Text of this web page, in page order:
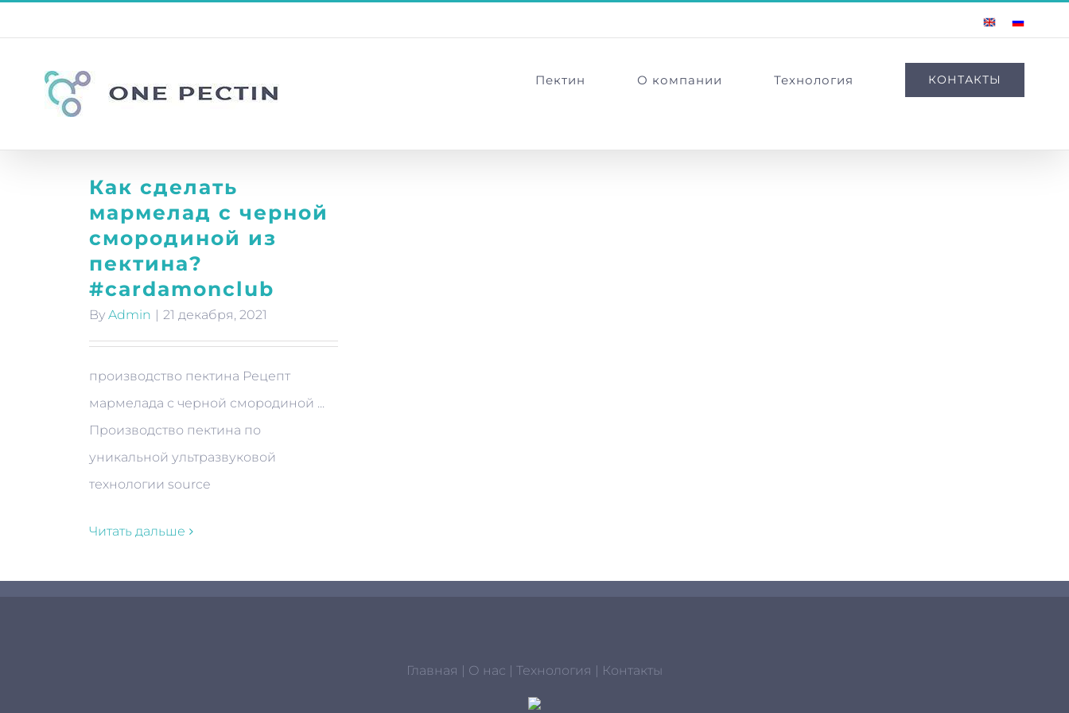
to
EnglishRussian
Пектин О компании Технология КОНТАКТЫ
Как сделать
мармелад с черной
смородиной из
пектина?
#cardamonclub
By Admin | 21 декабря, 2021
производство пектина Рецепт
мармелада с черной смородиной ...
Производство пектина по
уникальной ультразвуковой
технологии source
Читать дальше
Главная | О нас | Технология | Контакты